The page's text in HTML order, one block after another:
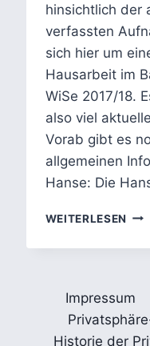
hinsichtlich der
verfassten
sich hier um
Hausarbeit im
WiSe 2017/18.
also viel
Vorab gibt es
allgemeinen
Hanse: Die
WEITERLESEN
IN
VOM
3.
Impressum
Historie der